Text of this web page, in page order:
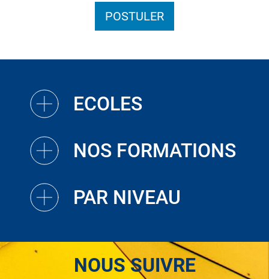
POSTULER
ECOLES
NOS FORMATIONS
PAR NIVEAU
NOUS SUIVRE